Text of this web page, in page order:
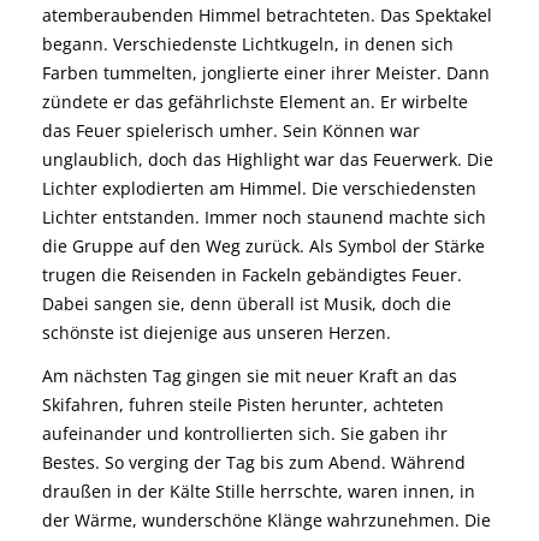
atemberaubenden Himmel betrachteten. Das Spektakel
begann. Verschiedenste Lichtkugeln, in denen sich
Farben tummelten, jonglierte einer ihrer Meister. Dann
zündete er das gefährlichste Element an. Er wirbelte
das Feuer spielerisch umher. Sein Können war
unglaublich, doch das Highlight war das Feuerwerk. Die
Lichter explodierten am Himmel. Die verschiedensten
Lichter entstanden. Immer noch staunend machte sich
die Gruppe auf den Weg zurück. Als Symbol der Stärke
trugen die Reisenden in Fackeln gebändigtes Feuer.
Dabei sangen sie, denn überall ist Musik, doch die
schönste ist diejenige aus unseren Herzen.
Am nächsten Tag gingen sie mit neuer Kraft an das
Skifahren, fuhren steile Pisten herunter, achteten
aufeinander und kontrollierten sich. Sie gaben ihr
Bestes. So verging der Tag bis zum Abend. Während
draußen in der Kälte Stille herrschte, waren innen, in
der Wärme, wunderschöne Klänge wahrzunehmen. Die